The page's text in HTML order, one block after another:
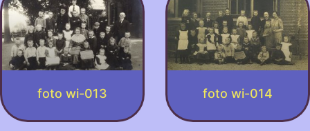
foto wi-013 foto wi-014